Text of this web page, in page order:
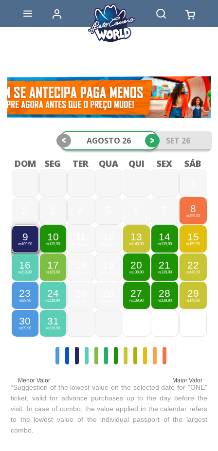
AGOSTO 26 SET 26
< >
DOM SEG TER QUA QUI SEX SÁB
8
R$399,00
9
R$109,90
10
R$139,90
13
R$149,90
14
R$139,90
15
R$159,90
16
R$119,90
17
R$129,90
20
R$139,90
21
R$139,90
22
R$149,90
23
R$99,90
24
R$119,90
27
R$139,90
28
R$139,90
29
R$149,90
30
R$99,90
31
R$119,90
Menor Valor Maior Valor
*Suggestion of the lowest value on the selected date for "ONE"
ticket, valid for advance purchases up to the day before the
visit. In case of combo, the value applied in the calendar refers
to the lowest value of the individual passport of the largest
combo.